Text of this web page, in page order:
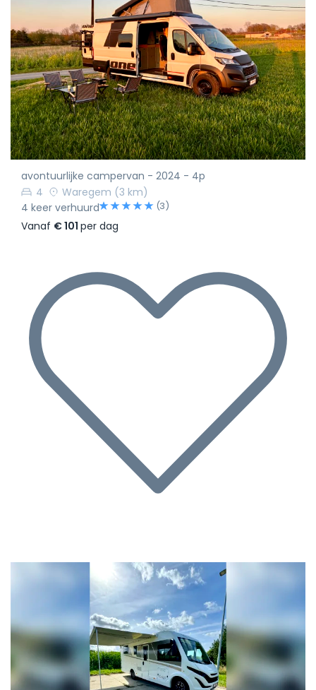
avontuurlijke campervan - 2024 - 4p
4
Waregem (3 km)
4 keer verhuurd
(3)
Vanaf € 101 per dag